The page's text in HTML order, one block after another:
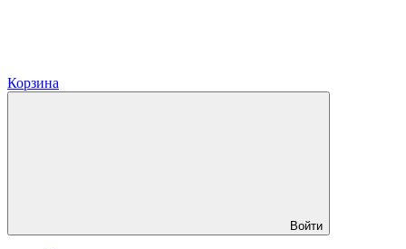
Корзина
Войти